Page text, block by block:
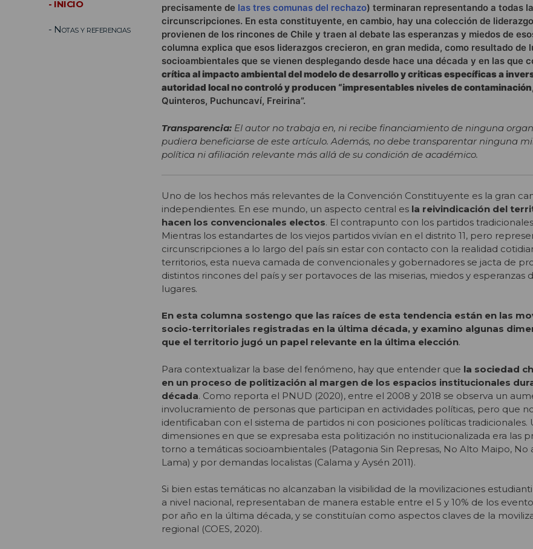
- INICIO
- Notas y referencias
precisamente de las tres comunas del rechazo) terminaran representando a todas
circunscripciones. En esta constituyente, en cambio, hay una colección de
provienen de los rincones de Chile y traen al debate las esperanzas y miedos de
columna explica que esos liderazgos crecieron, en gran medida, como resultado de
socioambientales que se vienen desplegando desde hace una década y en las que
crítica al impacto ambiental del modelo de desarrollo y criticas específicas a
autoridad local no controló y producen “impresentables niveles de contaminación
Quinteros, Puchuncaví, Freirina”.
Transparencia: El autor no trabaja en, ni recibe financiamiento de ninguna
pudiera beneficiarse de este artículo. Además, no debe transparentar ninguna
política ni afiliación relevante más allá de su condición de académico.
Uno de los hechos más relevantes de la Convención Constituyente es la gran
independientes. En ese mundo, un aspecto central es la reivindicación del
hacen los convencionales electos. El contrapunto con los partidos
Mientras los estandartes de los viejos partidos vivían en el distrito 11, pero
circunscripciones a lo largo del país sin estar con contacto con la realidad
territorios, esta nueva camada de convencionales y gobernadores se jacta de
distintos rincones del país y ser portavoces de las miserias, miedos y esperanzas
lugares.
En esta columna sostengo que las raíces de esta tendencia están en las
socio-territoriales registradas en la última década, y examino algunas
que el territorio jugó un papel relevante en la última elección.
Para contextualizar la base del fenómeno, hay que entender que la sociedad
en un proceso de politización al margen de los espacios institucionales
década. Como reporta el PNUD (2020), entre el 2008 y 2018 se observa un
involucramiento de personas que participan en actividades políticas, pero que
identificaban con el sistema de partidos ni con posiciones políticas tradicionales.
dimensiones en que se expresaba esta politización no institucionalizada era las
torno a temáticas socioambientales (Patagonia Sin Represas, No Alto Maipo, No
Lama) y por demandas localistas (Calama y Aysén 2011).
Si bien estas temáticas no alcanzaban la visibilidad de la movilizaciones
a nivel nacional, representaban de manera estable entre el 5 y 10% de los
por año en la última década, y se constituían como aspectos claves de la
regional (COES, 2020).